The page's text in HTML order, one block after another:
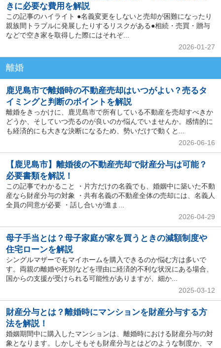
きに必要な費用を解説
この記事のハイライト ●名義変更をしないと売却が困難になったり
親族間トラブルに発展したりするリスクがある●相続・売買・贈与
などで空き家を取得した際にはそれぞ...
2026-01-27
離婚
鹿児島市で離婚時の不動産売却はいつがよい？売るタ
イミングと判断のポイントを解説
離婚をきっかけに、鹿児島市で所有している不動産を売却すべきか
どうか、そしていつ売るのが良いのか悩んでいませんか。感情的に
も経済的にも大きな決断になるため、勢いだけで動くと...
2026-06-16
【鹿児島市】離婚後の不動産売却で財産分与は可能？
必要書類を解説！
この記事でわかること ・片方だけの名義でも、婚姻中に築いた不動
産なら財産分与の対象 ・共有名義の不動産全体の売却には、名義人
全員の同意が必要 ・話し合いが進ま...
2026-04-29
母子手当とは？母子家庭が家を買うときの減額制度や
住宅ローンを解説
シングルマザーでもマイホームを購入できるのか悩む方は多いで
す。両親の離婚や死別などを理由に経済的不利な状況にある場合、
国からの支援が受けられる可能性がありますが、細か...
2025-03-12
財産分与とは？離婚時にマンションを財産分与する方
法を解説！
婚姻期間中に購入したマンションは、離婚時における財産分与の対
象となります。しかしそもそも財産分与とはどのような制度か、マ